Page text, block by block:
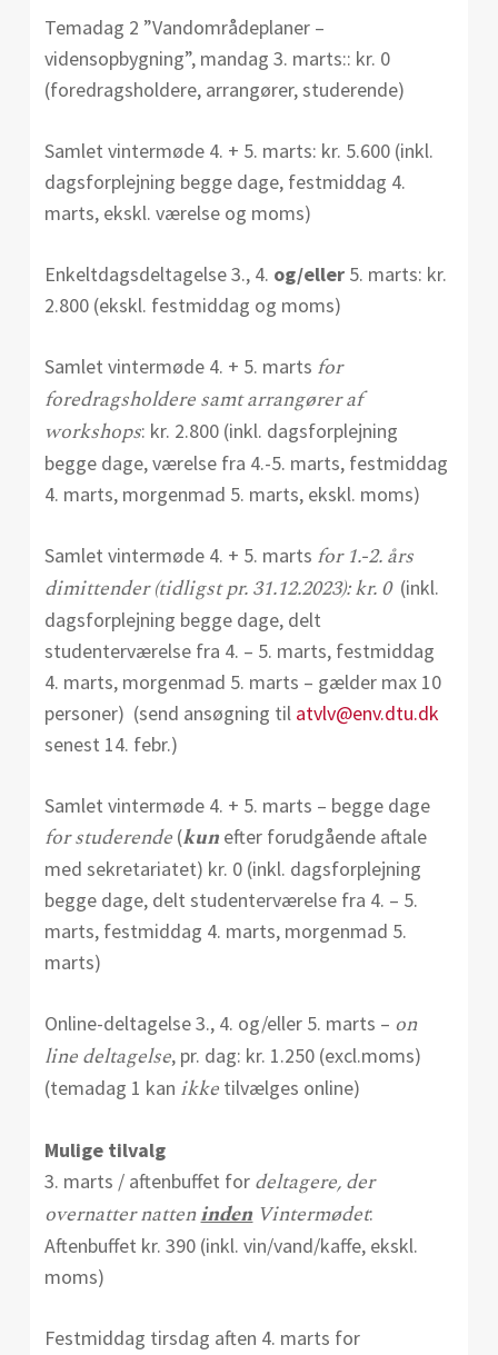
Temadag 2 ”Vandområdeplaner –
vidensopbygning”, mandag 3. marts:: kr. 0
(foredragsholdere, arrangører, studerende)
Samlet vintermøde 4. + 5. marts: kr. 5.600 (inkl.
dagsforplejning begge dage, festmiddag 4.
marts, ekskl. værelse og moms)
Enkeltdagsdeltagelse 3., 4. og/eller 5. marts: kr.
2.800 (ekskl. festmiddag og moms)
Samlet vintermøde 4. + 5. marts for
foredragsholdere samt arrangører af
workshops: kr. 2.800 (inkl. dagsforplejning
begge dage, værelse fra 4.-5. marts, festmiddag
4. marts, morgenmad 5. marts, ekskl. moms)
Samlet vintermøde 4. + 5. marts for 1.-2. års
dimittender (tidligst pr. 31.12.2023): kr. 0 (inkl.
dagsforplejning begge dage, delt
studenterværelse fra 4. – 5. marts, festmiddag
4. marts, morgenmad 5. marts – gælder max 10
personer) (send ansøgning til atvlv@env.dtu.dk
senest 14. febr.)
Samlet vintermøde 4. + 5. marts – begge dage
for studerende (kun efter forudgående aftale
med sekretariatet) kr. 0 (inkl. dagsforplejning
begge dage, delt studenterværelse fra 4. – 5.
marts, festmiddag 4. marts, morgenmad 5.
marts)
Online-deltagelse 3., 4. og/eller 5. marts – on
line deltagelse, pr. dag: kr. 1.250 (excl.moms)
(temadag 1 kan ikke tilvælges online)
Mulige tilvalg
3. marts / aftenbuffet for deltagere, der
overnatter nattenindenVintermødet:
Aftenbuffet kr. 390 (inkl. vin/vand/kaffe, ekskl.
moms)
Festmiddag tirsdag aften 4. marts for